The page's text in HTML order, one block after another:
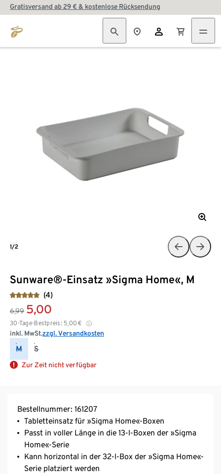
Gratisversand ab 29 € & kostenlose Rücksendung
Sunware®-Einsatz »Sigma Home«, M
(4)
6,99 5,00
30-Tage-Bestpreis: 5,00 €
inkl. MwSt.zzgl. Versandkosten
M S
Zur Zeit nicht verfügbar
1/2
Bestellnummer: 161207
Tabletteinsatz für »Sigma Home«-Boxen
Passt in voller Länge in die 13-l-Boxen der »Sigma
Home«-Serie
Kann horizontal in der 32-l-Box der »Sigma Home«-
Serie platziert werden